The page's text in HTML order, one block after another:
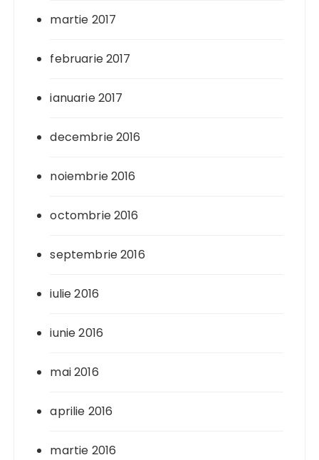
martie 2017
februarie 2017
ianuarie 2017
decembrie 2016
noiembrie 2016
octombrie 2016
septembrie 2016
iulie 2016
iunie 2016
mai 2016
aprilie 2016
martie 2016